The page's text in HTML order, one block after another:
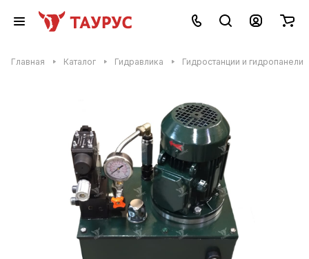
Главная Каталог Гидравлика Гидростанции и гидропанели